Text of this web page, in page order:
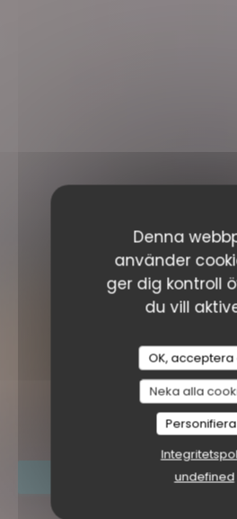
Denna
använder
ger dig kontroll
du vill
OK, acceptera
Neka alla
Personifiera
undefined
LE PLATO |LYON
BOKA ETT